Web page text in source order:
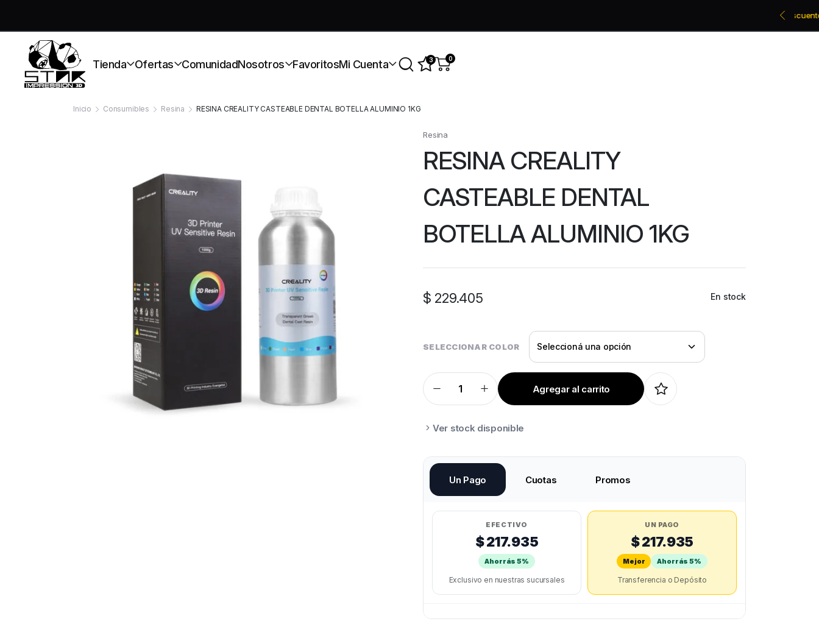
Tienda Ofertas ComunidadNosotros FavoritosMi Cuenta 3 0
Inicio Consumibles Resina RESINA CREALITY CASTEABLE DENTAL BOTELLA ALUMINIO 1KG
Resina
RESINA CREALITY
CASTEABLE DENTAL
BOTELLA ALUMINIO 1KG
$ 229.405 En stock
SELECCIONAR COLOR
RESINA
CREALITY
BOTELLA
ALUMINIO
Agregar al carrito
Ver stock disponible
Un Pago Cuotas Promos
EFECTIVO
$ 217.935
Ahorrás 5%
Exclusivo en nuestras sucursales
UN PAGO
$ 217.935
Mejor Ahorrás 5%
Transferencia o Depósito